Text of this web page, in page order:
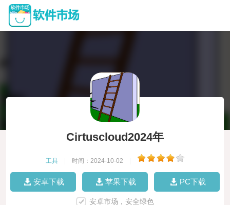
Cirtuscloud2024年
工具 时间：2024-10-02
安卓下载 苹果下载 PC下载
安卓市场，安全绿色